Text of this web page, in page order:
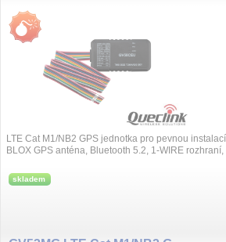
LTE Cat M1/NB2 GPS jednotka pro pevnou
BLOX GPS anténa, Bluetooth 5.2, 1-WIRE
skladem